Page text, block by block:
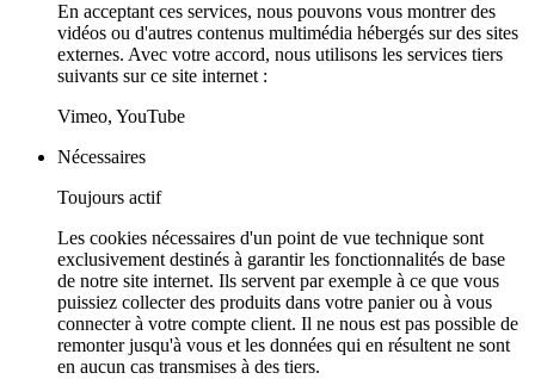
En acceptant ces services, nous pouvons vous montrer des
vidéos ou d'autres contenus multimédia hébergés sur des sites
externes. Avec votre accord, nous utilisons les services tiers
suivants sur ce site internet :
Vimeo, YouTube
Nécessaires
Toujours actif
Les cookies nécessaires d'un point de vue technique sont
exclusivement destinés à garantir les fonctionnalités de base
de notre site internet. Ils servent par exemple à ce que vous
puissiez collecter des produits dans votre panier ou à vous
connecter à votre compte client. Il ne nous est pas possible de
remonter jusqu'à vous et les données qui en résultent ne sont
en aucun cas transmises à des tiers.